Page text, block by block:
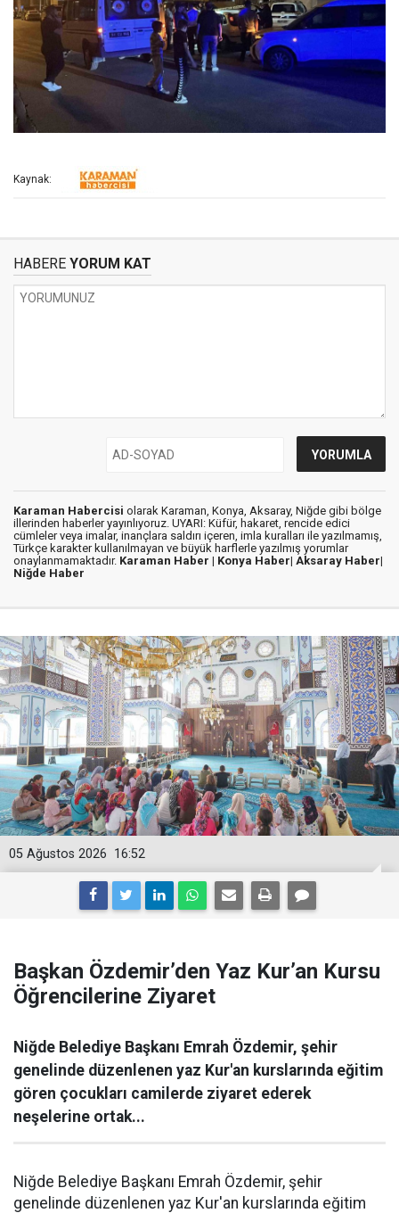
Kaynak:
HABERE YORUM KAT
Karaman Habercisi olarak Karaman, Konya, Aksaray, Niğde gibi bölge
illerinden haberler yayınlıyoruz. UYARI: Küfür, hakaret, rencide edici
cümleler veya imalar, inançlara saldırı içeren, imla kuralları ile yazılmamış,
Türkçe karakter kullanılmayan ve büyük harflerle yazılmış yorumlar
onaylanmamaktadır. Karaman Haber | Konya Haber| Aksaray Haber|
Niğde Haber
16:52
05 Ağustos 2026
Başkan Özdemir’den Yaz Kur’an Kursu
Öğrencilerine Ziyaret
Niğde Belediye Başkanı Emrah Özdemir, şehir
genelinde düzenlenen yaz Kur'an kurslarında eğitim
gören çocukları camilerde ziyaret ederek
neşelerine ortak...
Niğde Belediye Başkanı Emrah Özdemir, şehir
genelinde düzenlenen yaz Kur'an kurslarında eğitim